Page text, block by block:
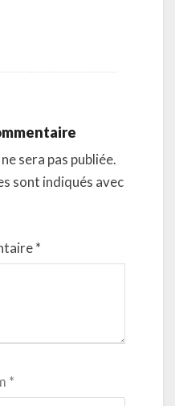
sera pas publiée.
sont indiqués avec
*
*